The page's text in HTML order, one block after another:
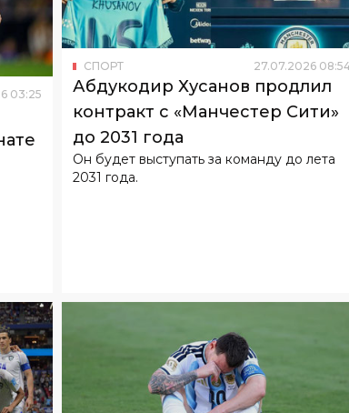
03:25
Абдукодир Хусанов продлил
контракт с «Манчестер Сити»
до 2031 года
Он будет выступать за команду до лета